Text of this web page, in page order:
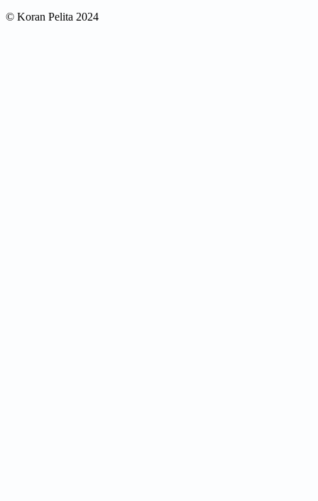
© Koran Pelita 2024